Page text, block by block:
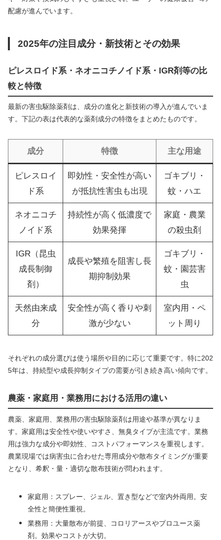
配慮が進んでいます。
2025年の注目成分・新技術とその効果
ピレスロイド系・ネオニコチノイド系・IGR剤等の比
較と特徴
最新の害虫駆除薬剤は、成分の進化と新技術の導入が進んでいま
す。下記の表は代表的な薬剤成分の特徴をまとめたものです。
成分 特徴 主な用途
ピレスロイ
ド系
即効性・安全性が高い
が抵抗性害虫も出現
ゴキブリ・
蚊・ハエ
ネオニコチ
ノイド系
持続性が高く低濃度で
効果発揮
家庭・農業
の殺虫剤
IGR（昆虫
成長制御
剤）
成長や繁殖を阻害し長
期抑制効果
ゴキブリ・
蚊・園芸害
虫
天然由来成
分
安全性が高く香りや刺
激が少ない
室内用・ペ
ット周り
それぞれの成分選びは使う場所や目的に応じて重要です。特に202
5年は、持続型や成長抑制タイプの需要が引き続き高い傾向です。
農薬・家庭用・業務用における活用の違い
農薬、家庭用、業務用の害虫駆除薬剤は用途や基準が異なりま
す。家庭用は安全性や使いやすさ、無臭タイプが主流です。業務
用は強力な成分や即効性、コストパフォーマンスを重視します。
農業現場では病害虫に合わせた専用成分や散布タイミングが重要
となり、希釈・量・適切な散布技術が問われます。
家庭用：スプレー、ジェル、置き型などで室内外両用。安
全性と簡便性重視。
業務用：大量散布が前提、コロリアースやプロユース薬
剤。効果やコストが大切。